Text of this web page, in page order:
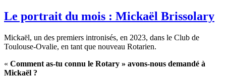
Le portrait du mois : Mickaël Brissolary
Mickaël, un des premiers intronisés, en 2023, dans le Club de
Toulouse-Ovalie, en tant que nouveau Rotarien.
« Comment as-tu connu le Rotary » avons-nous demandé à
Mickaël ?